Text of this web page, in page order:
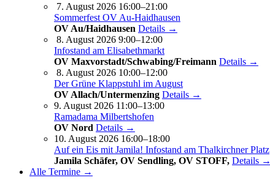
7. August 2026 16:00–21:00
Sommerfest OV Au-Haidhausen
OV Au/Haidhausen Details →
8. August 2026 9:00–12:00
Infostand am Elisabethmarkt
OV Maxvorstadt/Schwabing/Freimann Details →
8. August 2026 10:00–12:00
Der Grüne Klappstuhl im August
OV Allach/Untermenzing Details →
9. August 2026 11:00–13:00
Ramadama Milbertshofen
OV Nord Details →
10. August 2026 16:00–18:00
Auf ein Eis mit Jamila! Infostand am Thalkirchner Platz
Jamila Schäfer, OV Sendling, OV STOFF, Details →
Alle Termine →